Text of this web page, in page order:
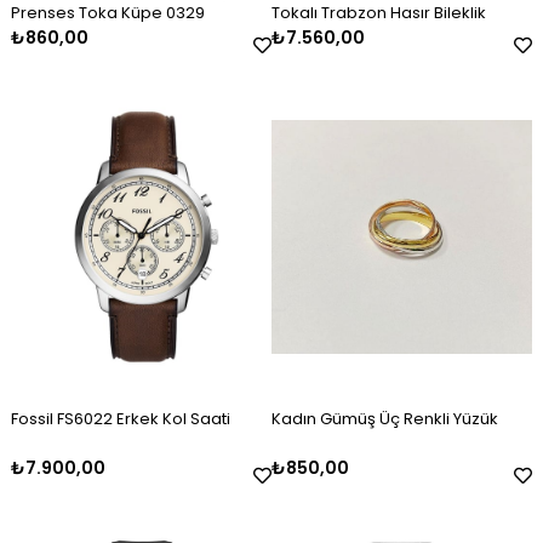
Erkek Gümüş Oksitli Kazaziye
₺2.120,00
Erkek Gümüş Kazaziye Tesbih
Kadın Gümüş Mineli Set Takımı
₺9.100,00
Kadın Gümüş Mineli Kolye
Kadın Gümüş Baget Taşlı Zirkon
Kelepçe
₺4.100,00
Kadın Gümüş Gold Taşlı Markiz
Prenses Toka Küpe 0329
₺860,00
Tokalı Trabzon Hasır Bileklik
₺7.560,00
Fossil FS6022 Erkek Kol Saati
₺7.900,00
Kadın Gümüş Üç Renkli Yüzük
₺850,00